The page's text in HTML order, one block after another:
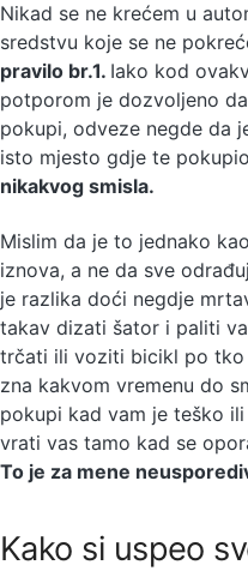
Nikad se ne krećem u
sredstvu koje se ne
pravilo br.1. Iako kod
potporom je dozvoljeno
pokupi, odveze negde da
isto mjesto gdje te
nikakvog smisla.
Mislim da je to jednako
iznova, a ne da sve
je razlika doći negdje
takav dizati šator i paliti
trčati ili voziti bicikl po
zna kakvom vremenu do
pokupi kad vam je teško
vrati vas tamo kad se
To je za mene
Kako si uspeo